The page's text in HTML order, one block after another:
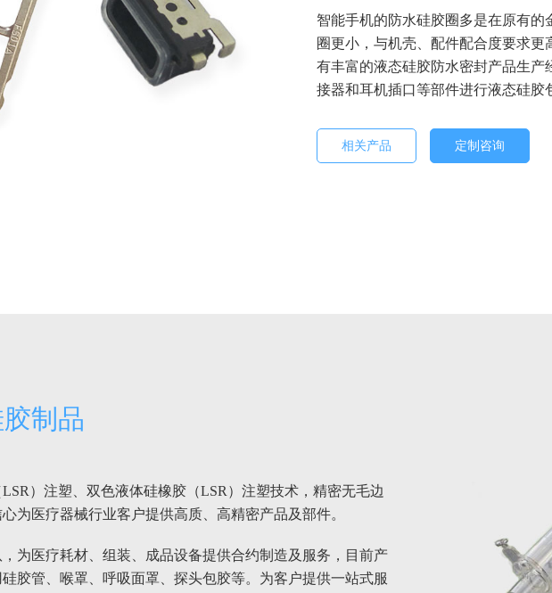
智能手机的防水硅胶圈多是在原有
圈更小，与机壳、配件配合度要求
有丰富的液态硅胶防水密封产品生产
接器和耳机插口等部件进行液态硅胶
相关产品 定制咨询
制品
）注塑、双色液体硅橡胶（LSR）注塑技术，精密无毛边
为医疗器械行业客户提供高质、高精密产品及部件。
为医疗耗材、组装、成品设备提供合约制造及服务，目前产
胶管、喉罩、呼吸面罩、探头包胶等。为客户提供一站式服